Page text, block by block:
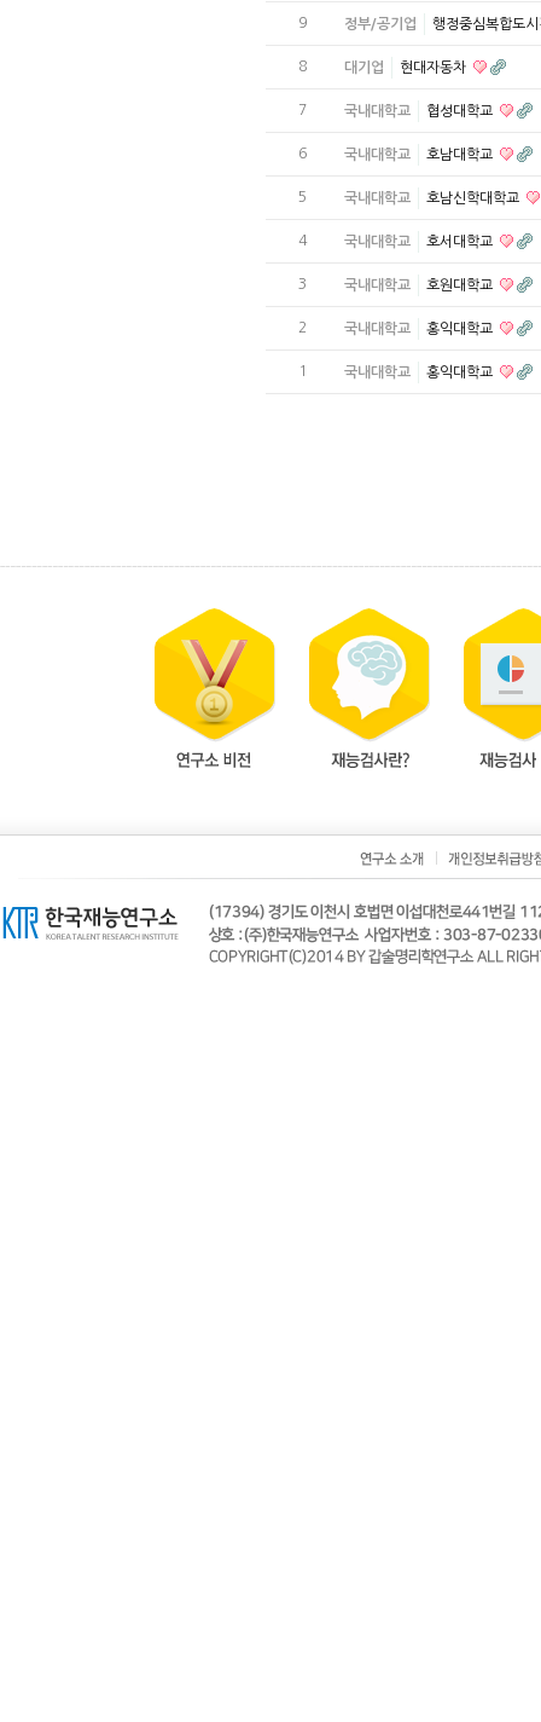
9 정부/공기업 행정중심복합도
8 대기업 현대자동차
7 국내대학교 협성대학교
6 국내대학교 호남대학교
5 국내대학교 호남신학대학교
4 국내대학교 호서대학교
3 국내대학교 호원대학교
2 국내대학교 홍익대학교
1 국내대학교 홍익대학교